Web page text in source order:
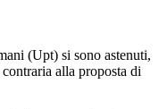
(Upt) si sono astenuti,
alla proposta di